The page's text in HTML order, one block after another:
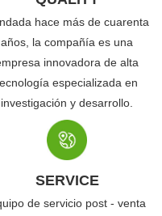
hace más de cuarenta
años, la compañía es una
innovadora de alta
especializada en
investigación y desarrollo.
SERVICE
de servicio post - venta